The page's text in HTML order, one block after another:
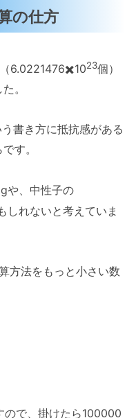
の仕方
6.0221476✖️1023個）
。
書き方に抵抗感がある
す。
gや、中性子の
しれないと考えていま
方法をもっと小さい数
ので、掛けたら100000